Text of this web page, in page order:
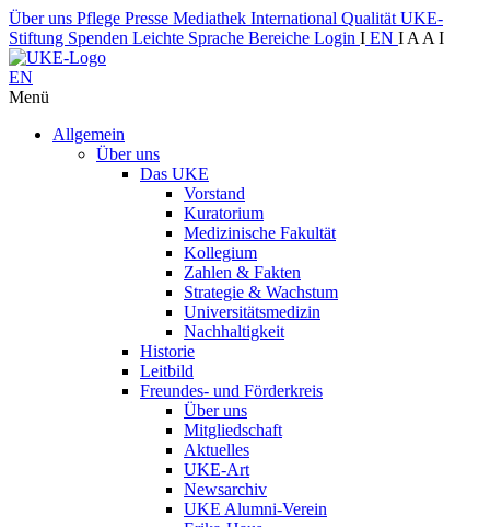
Über uns Pflege Presse Mediathek International Qualität UKE-
Stiftung Spenden Leichte Sprache Bereiche Login I EN I A A I
EN
Menü
Allgemein
Über uns
Das UKE
Vorstand
Kuratorium
Medizinische Fakultät
Kollegium
Zahlen & Fakten
Strategie & Wachstum
Universitätsmedizin
Nachhaltigkeit
Historie
Leitbild
Freundes- und Förderkreis
Über uns
Mitgliedschaft
Aktuelles
UKE-Art
Newsarchiv
UKE Alumni-Verein